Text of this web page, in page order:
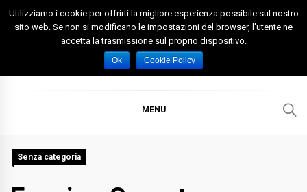
Skip
Spazio Foggia
Foggia News Calcio Eventi e Attività nella Capitanata
MENU
Senza categoria
Utilizziamo i cookie per offrirti la migliore esperienza possibile sul nostro
sito web. Se non si modificano le impostazioni del browser, l'utente ne
accetta la trasmissione sul proprio dispositivo.
Ok Cookie Policy